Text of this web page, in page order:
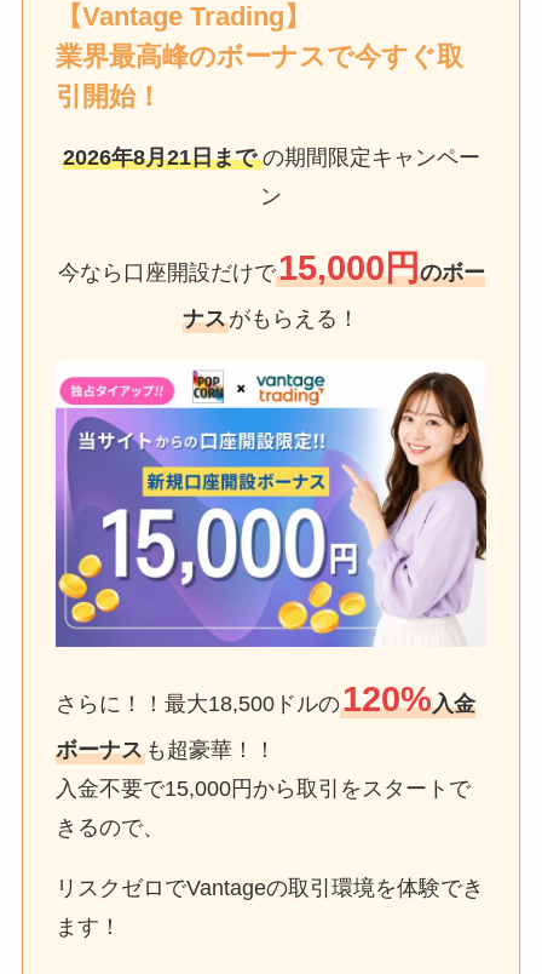
【Vantage Trading】
業界最高峰のボーナスで今すぐ取
引開始！
2026年8月21日までの期間限定キャンペー
ン
今なら口座開設だけで15,000円のボー
ナスがもらえる！
さらに！！最大18,500ドルの120%入金
ボーナスも超豪華！！
入金不要で15,000円から取引をスタートで
きるので、
リスクゼロでVantageの取引環境を体験でき
ます！